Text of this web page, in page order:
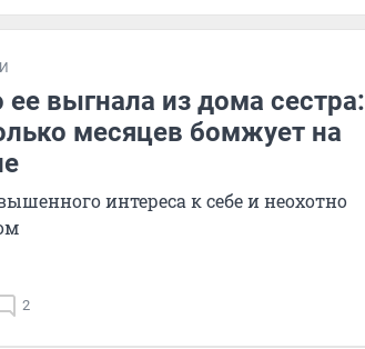
выгнала из дома сестра:
месяцев бомжует на
интереса к себе и неохотно
2